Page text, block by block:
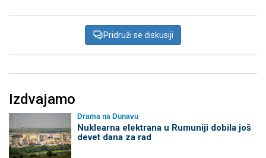
Pridruži se diskusiji
Izdvajamo
Drama na Dunavu
Nuklearna elektrana u Rumuniji dobila još
devet dana za rad